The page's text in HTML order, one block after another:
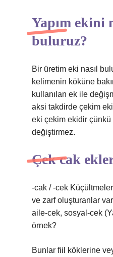
Yapım ekini
buluruz?
Bir üretim eki nasıl
kelimenin köküne
kullanılan ek ile
aksi takdirde çekim
eki çekim ekidir çünkü
değiştirmez.
Çek cak
-cak / -cek
ve zarf oluşturanlar
aile-cek, sosyal-cek (
örnek?
Bunlar fiil köklerine